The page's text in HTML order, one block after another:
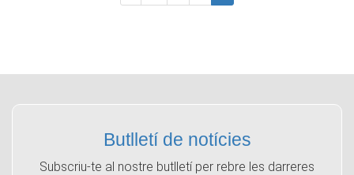
Butlletí de notícies
Subscriu-te al nostre butlletí per rebre les darreres